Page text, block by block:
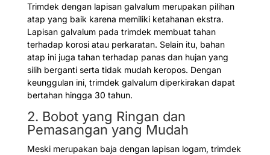
Trimdek dengan lapisan galvalum merupakan pilihan
atap yang baik karena memiliki ketahanan ekstra.
Lapisan galvalum pada trimdek membuat tahan
terhadap korosi atau perkaratan. Selain itu, bahan
atap ini juga tahan terhadap panas dan hujan yang
silih berganti serta tidak mudah keropos. Dengan
keunggulan ini, trimdek galvalum diperkirakan dapat
bertahan hingga 30 tahun.
2. Bobot yang Ringan dan
Pemasangan yang Mudah
Meski merupakan baja dengan lapisan logam, trimdek